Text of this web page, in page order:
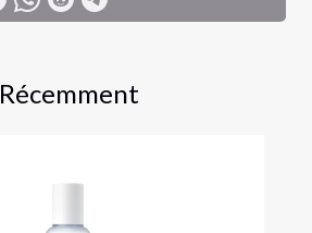
Récemment